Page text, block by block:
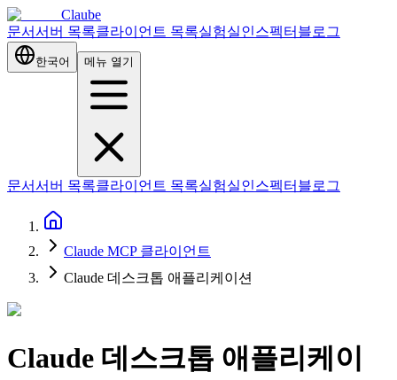
Claube
문서서버 목록클라이언트 목록실험실인스펙터 블로그
한국어 메뉴 열기
문서서버 목록클라이언트 목록실험실인스펙터 블로그
Claude MCP 클라이언트
Claude 데스크톱 애플리케이션
Claude 데스크톱 애플리케이